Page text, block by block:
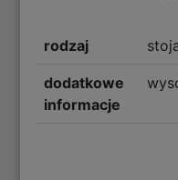
rodzaj
dodatkowe
informacje